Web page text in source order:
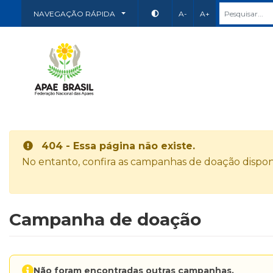
NAVEGAÇÃO RÁPIDA A- A+
404 - Essa página não existe.
No entanto, confira as campanhas de doação
Campanha de doação
Não foram encontradas outras campanhas.